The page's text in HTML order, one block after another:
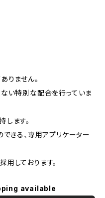
りません。
い特別な配合を行っていま
ます。
きる、専用アプリケーター
しております。
available